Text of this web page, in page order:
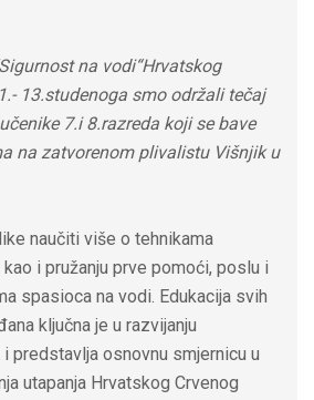
na vodi“Hrvatskog
13.studenoga smo održali tečaj
7.i 8.razreda koji se bave
na zatvorenom plivalistu Višnjik u
naučiti više o tehnikama
kao i pružanju prve pomoći, poslu i
spasioca na vodi. Edukacija svih
ključna je u razvijanju
predstavlja osnovnu smjernicu u
utapanja Hrvatskog Crvenog